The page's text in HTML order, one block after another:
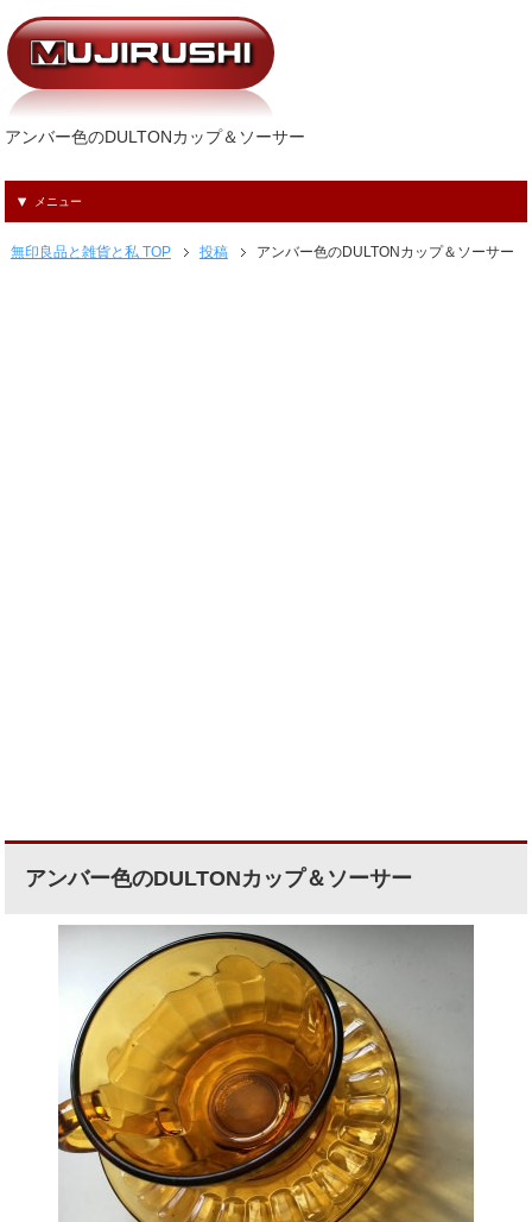
アンバー色のDULTONカップ＆ソーサー
メニュー
無印良品と雑貨と私 TOP 投稿 アンバー色のDULTONカップ＆ソーサー
アンバー色のDULTONカップ＆ソーサー